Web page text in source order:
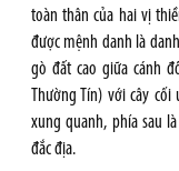
toàn thân của hai vị
được mệnh danh là
gò đất cao giữa cánh
Thường Tín) với cây
xung quanh, phía sau
đắc địa.